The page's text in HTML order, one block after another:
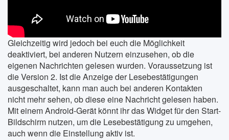
Gleichzeitig wird jedoch bei euch die Möglichkeit
deaktiviert, bei anderen Nutzern einzusehen, ob die
eigenen Nachrichten gelesen wurden. Voraussetzung ist
die Version 2. Ist die Anzeige der Lesebestätigungen
ausgeschaltet, kann man auch bei anderen Kontakten
nicht mehr sehen, ob diese eine Nachricht gelesen haben.
Mit einem Android-Gerät könnt ihr das Widget für den Start-
Bildschirm nutzen, um die Lesebestätigung zu umgehen,
auch wenn die Einstellung aktiv ist.